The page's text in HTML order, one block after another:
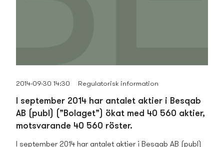
2014-09-30 14:30 Regulatorisk information
I september 2014 har antalet aktier i Besqab
AB (publ) (”Bolaget”) ökat med 40 560 aktier,
motsvarande 40 560 röster.
I september 2014 har antalet aktier i Besqab AB (publ)